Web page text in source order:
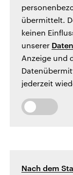
übermittelt.
keinen
unserer
Anzeige und
jederzeit
Nach dem